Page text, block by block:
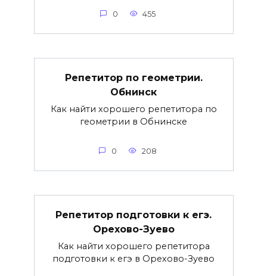
0 455
Репетитор по геометрии.
Обнинск
Как найти хорошего репетитора по
геометрии в Обнинске
0 208
Репетитор подготовки к егэ.
Орехово-Зуево
Как найти хорошего репетитора
подготовки к егэ в Орехово-Зуево